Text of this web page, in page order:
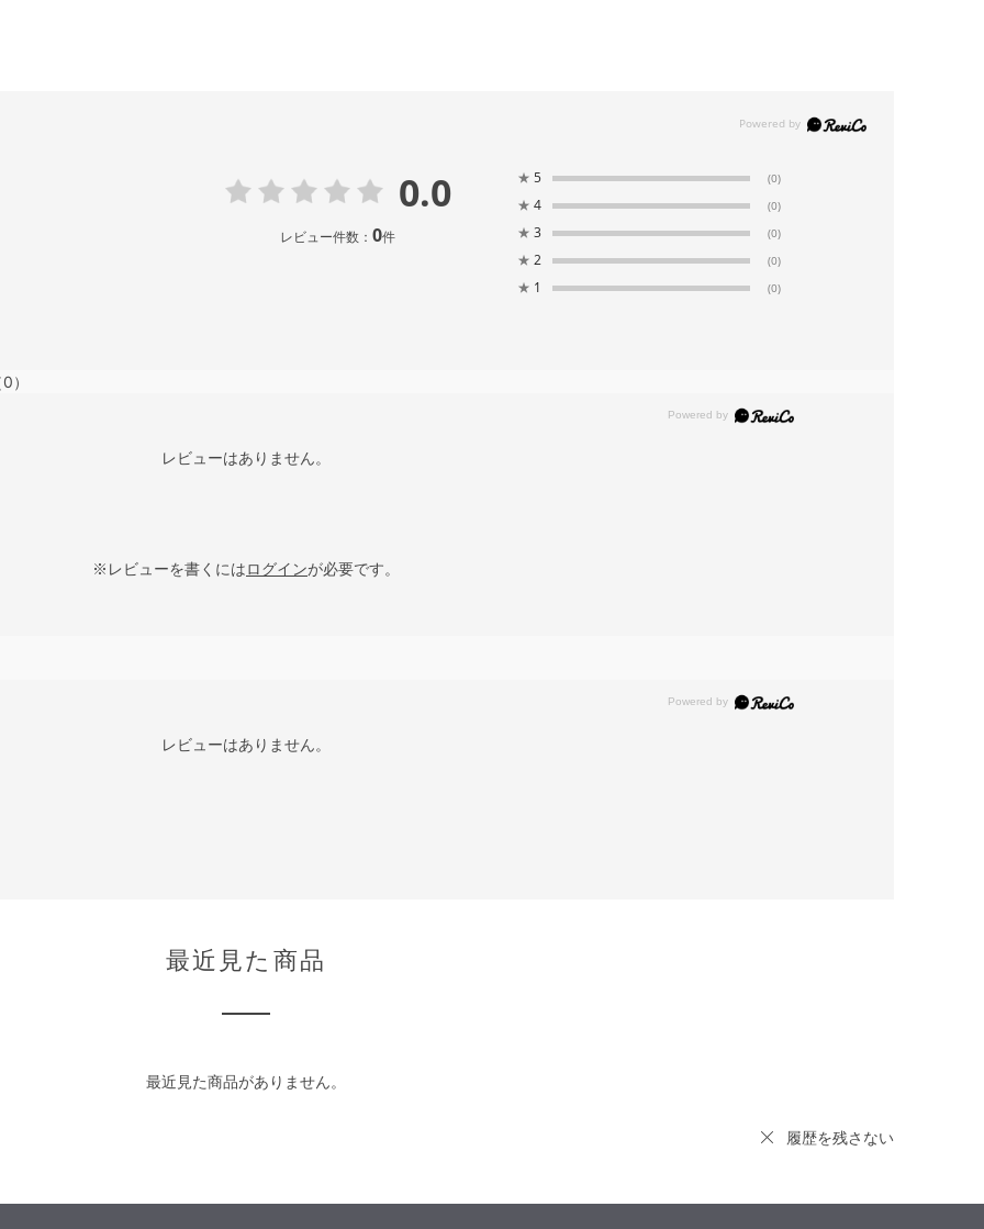
0.0
レビュー件数： 0件
★ 5 (0)
★ 4 (0)
★ 3 (0)
★ 2 (0)
★ 1 (0)
）
レビューはありません。
※レビューを書くにはログインが必要です。
レビューはありません。
最近見た商品
最近見た商品がありません。
履歴を残さない